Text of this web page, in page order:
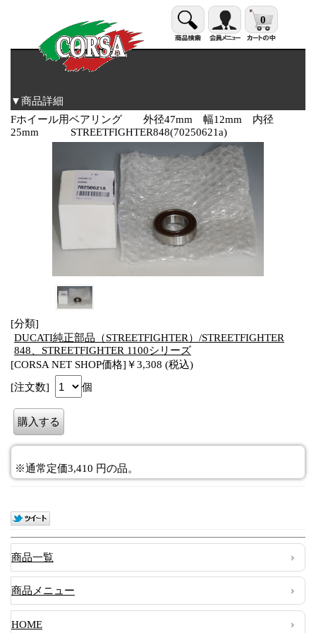
0
▼商品詳細
Fホイール用ベアリング 外径47mm 幅12mm 内径
25mm STREETFIGHTER848(70250621a)
[分類]
DUCATI純正部品（STREETFIGHTER）/STREETFIGHTER
848、STREETFIGHTER 1100シリーズ
[CORSA NET SHOP価格]￥3,308 (税込)
[注文数]
個
※通常定価3,410 円の品。
商品一覧
商品メニュー
HOME